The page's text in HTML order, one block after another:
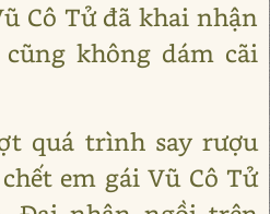
Cô Tử đã khai nhận
không dám cãi
quá trình say rượu
em gái Vũ Cô Tử